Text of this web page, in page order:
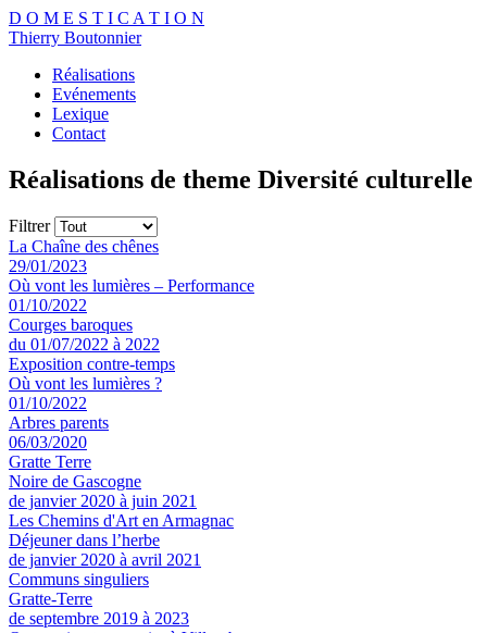
D O M E S T I C A T I O N
Thierry Boutonnier
Réalisations
Evénements
Lexique
Contact
Réalisations de theme Diversité culturelle
Filtrer
La Chaîne des chênes
29/01/2023
Où vont les lumières – Performance
01/10/2022
Courges baroques
du 01/07/2022 à 2022
Exposition contre-temps
Où vont les lumières ?
01/10/2022
Arbres parents
06/03/2020
Gratte Terre
Noire de Gascogne
de janvier 2020 à juin 2021
Les Chemins d'Art en Armagnac
Déjeuner dans l’herbe
de janvier 2020 à avril 2021
Communs singuliers
Gratte-Terre
de septembre 2019 à 2023